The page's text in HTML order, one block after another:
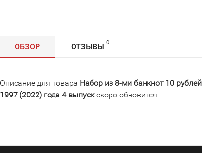
ОБЗОР ОТЗЫВЫ 0
Описание для товара Набор из 8-ми банкнот 10 рублей
1997 (2022) года 4 выпускскоро обновится